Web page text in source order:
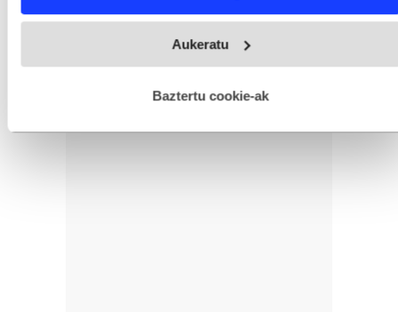
fitxategiak erabiltzen ditu. Zure esperientzia eta zerbitzuak
esplizitua ematen diguzu.Gehiago irakurri
Aukeratu
Baztertu cookie-ak